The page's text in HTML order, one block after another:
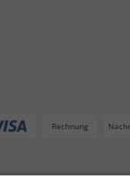
Rechnung